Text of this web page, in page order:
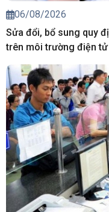
06/08/2026
Sửa đổi, bổ sung quy
trên môi trường điện tử